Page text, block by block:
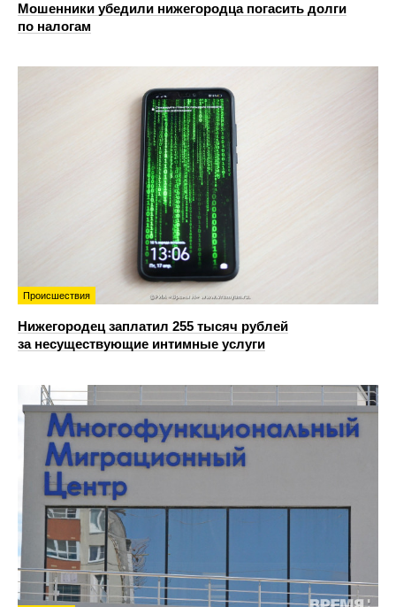
Мошенники убедили нижегородца погасить долги
по налогам
Происшествия
Нижегородец заплатил 255 тысяч рублей
за несуществующие интимные услуги